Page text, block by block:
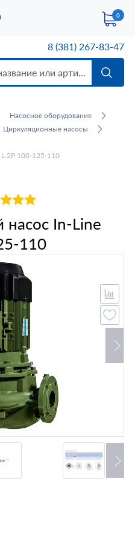
0
8 (381) 267-83-47
Насосное оборудование
Циркуляционные насосы
2P 100-125-110
In-Line
110